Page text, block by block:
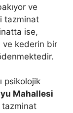
ve
tazminat
ise,
ve kederin bir
psikolojik
Mahallesi
tazminat